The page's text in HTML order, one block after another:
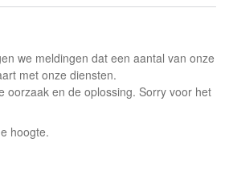
we meldingen dat een aantal van onze
met onze diensten.
oorzaak en de oplossing. Sorry voor het
hoogte.